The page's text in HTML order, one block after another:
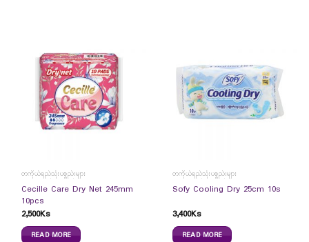
တကိုယ်ရည်သုံးပစ္စည်းများ
Cecille Care Dry Net 245mm
10pcs
2,500Ks
READ MORE
တကိုယ်ရည်သုံးပစ္စည်းများ
Sofy Cooling Dry 25cm 10s
3,400Ks
READ MORE